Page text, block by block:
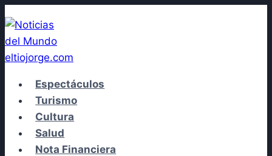
al
contenido
Espectáculos
Turismo
Cultura
Salud
Nota Financiera